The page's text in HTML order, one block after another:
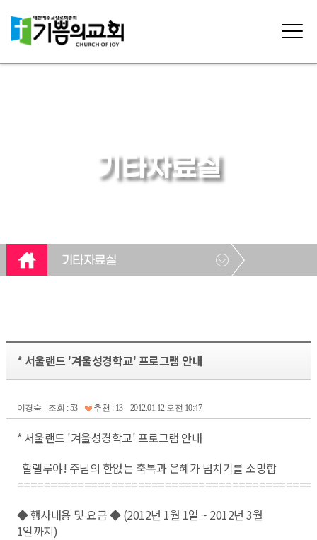
기타자료실
기타자료실
* 서울랜드 '겨울성경학교' 프로그램 안내
이경숙 조회 : 53 추천 : 13 2012.01.12 오전 10:47
* 서울랜드 '겨울성경학교' 프로그램 안내
할렐루야! 주님의 한없는 축복과 은혜가 넘치기를 소망합
◆ 행사내용 및 요금 ◆ (2012년 1월 1일 ~ 2012년 3월
1일까지)